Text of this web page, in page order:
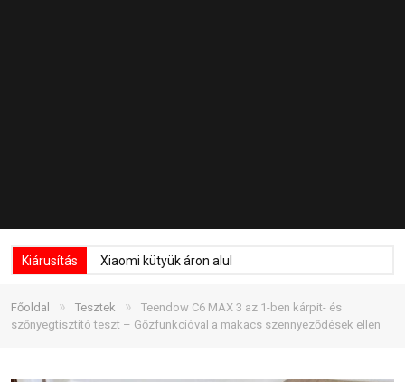
Kiárusítás Xiaomi kütyük áron alul
Főoldal » Tesztek »
Teendow C6 MAX 3 az 1-ben kárpit- és
szőnyegtisztító teszt – Gőzfunkcióval a makacs szennyeződések ellen